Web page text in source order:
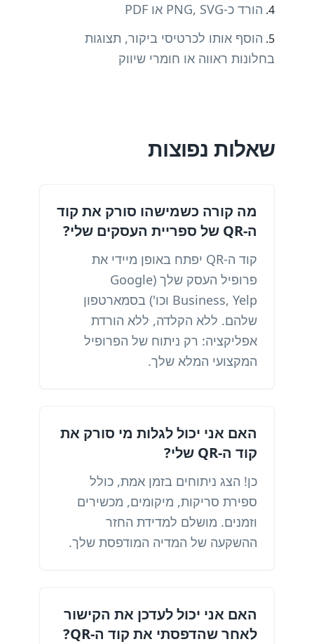
הורד כ-PNG, SVG או PDF
הוסף אותו לכרטיסי ביקור, תצוגות
בחלונות ראווה או חומרי שיווק
שאלות נפוצות
מה קורה כשמישהו סורק את קוד
ה-QR של ספריית העסקים שלי?
קוד ה-QR יפתח באופן מיידי את
פרופיל העסק שלך (Google
Business, Yelp וכו') בסמארטפון
שלהם. ללא הקלדה, ללא הורדת
אפליקציה: רק ניתוח של הפרופיל
המקצועי המלא שלך.
האם אני יכול לגלות מי סורק את
קוד ה-QR שלי?
כן! הצג ניתוחים בזמן אמת, כולל
ספירת סריקות, מיקומים, מכשירים
וזמנים. מושלם למדידת החזר
ההשקעה של המדיה המודפסת שלך.
האם אני יכול לעדכן את הקישור
לאחר שהדפסתי את קוד ה-QR?